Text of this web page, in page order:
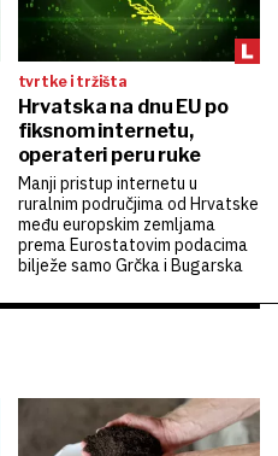
tvrtke i tržišta
Hrvatska na dnu EU po
fiksnom internetu,
operateri peru ruke
Manji pristup internetu u
ruralnim područjima od Hrvatske
među europskim zemljama
prema Eurostatovim podacima
bilježe samo Grčka i Bugarska